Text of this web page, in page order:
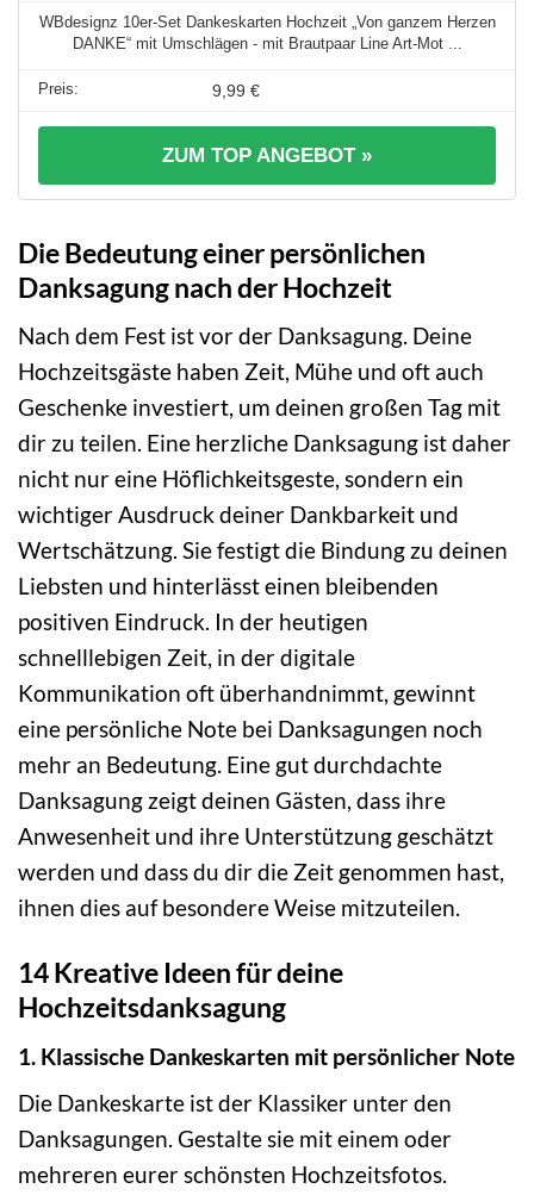
WBdesignz 10er-Set Dankeskarten Hochzeit „Von ganzem Herzen
DANKE“ mit Umschlägen - mit Brautpaar Line Art-Mot ...
9,99 €
ZUM TOP ANGEBOT »
Die Bedeutung einer persönlichen
Danksagung nach der Hochzeit
Nach dem Fest ist vor der Danksagung. Deine
Hochzeitsgäste haben Zeit, Mühe und oft auch
Geschenke investiert, um deinen großen Tag mit
dir zu teilen. Eine herzliche Danksagung ist daher
nicht nur eine Höflichkeitsgeste, sondern ein
wichtiger Ausdruck deiner Dankbarkeit und
Wertschätzung. Sie festigt die Bindung zu deinen
Liebsten und hinterlässt einen bleibenden
positiven Eindruck. In der heutigen
schnelllebigen Zeit, in der digitale
Kommunikation oft überhandnimmt, gewinnt
eine persönliche Note bei Danksagungen noch
mehr an Bedeutung. Eine gut durchdachte
Danksagung zeigt deinen Gästen, dass ihre
Anwesenheit und ihre Unterstützung geschätzt
werden und dass du dir die Zeit genommen hast,
ihnen dies auf besondere Weise mitzuteilen.
14 Kreative Ideen für deine
Hochzeitsdanksagung
1. Klassische Dankeskarten mit persönlicher Note
Die Dankeskarte ist der Klassiker unter den
Danksagungen. Gestalte sie mit einem oder
mehreren eurer schönsten Hochzeitsfotos.